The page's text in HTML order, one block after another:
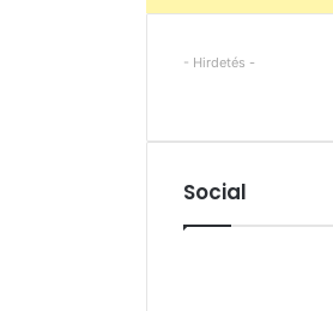
- Hirdetés -
Social